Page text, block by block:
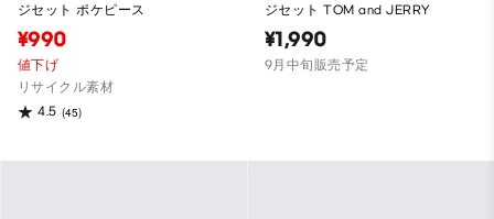
ジセット ポケピース
¥990
値下げ
リサイクル素材
4.5 (45)
ジセット TOM and JERRY
¥1,990
9月中旬販売予定